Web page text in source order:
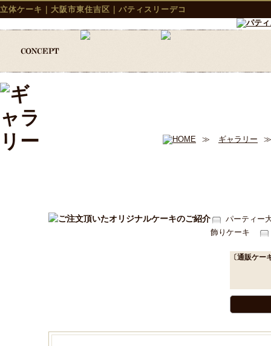
立体ケーキ｜大阪市東住吉区｜パティスリーデコ
≫ ギャラリー ≫
パーティー
飾りケーキ
〔通販ケー